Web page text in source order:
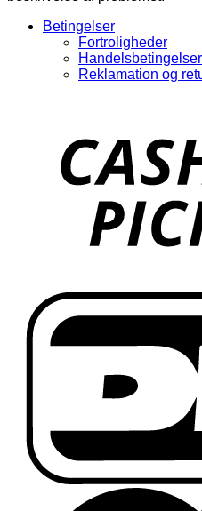
Betingelser
Fortroligheder
Handelsbetingelser
Reklamation og